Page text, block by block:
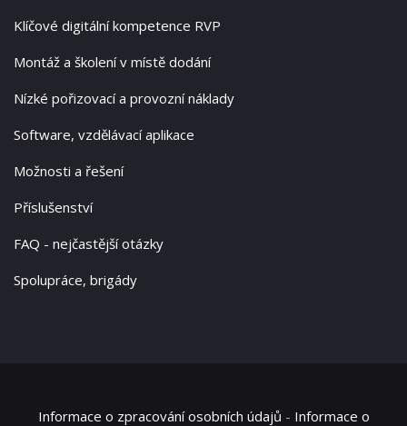
Klíčové digitální kompetence RVP
Montáž a školení v místě dodání
Nízké pořizovací a provozní náklady
Software, vzdělávací aplikace
Možnosti a řešení
Příslušenství
FAQ - nejčastější otázky
Spolupráce, brigády
Informace o zpracování osobních údajů - Informace o